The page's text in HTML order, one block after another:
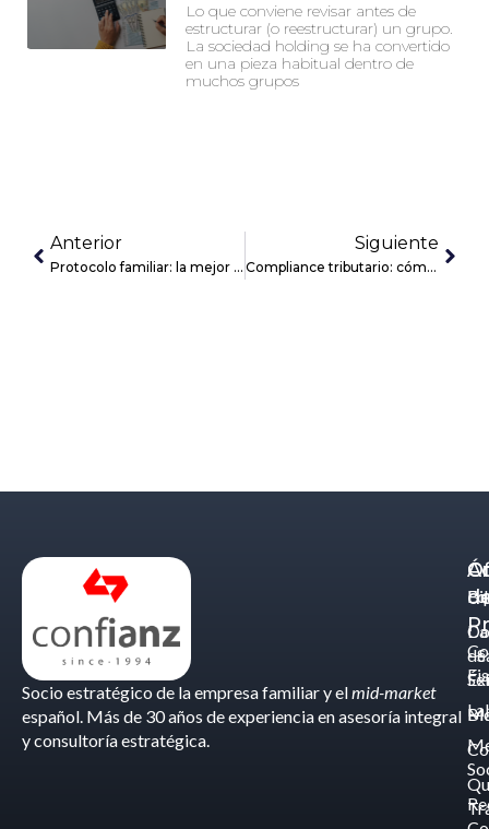
Lo que conviene revisar antes de
estructurar (o reestructurar) un grupo.
La sociedad holding se ha convertido
en una pieza habitual dentro de
muchos grupos
Anterior
Protocolo familiar: la mejor manera de asegurar la supervivencia de la empresa familiar
Siguiente
Compliance tributario: cómo implantarlo en la empresa para evitar riesgos
Socio estratégico de la empresa familiar y elmid-market
español. Más de 30 años de experiencia en asesoría integral
y consultoría estratégica.
de
-